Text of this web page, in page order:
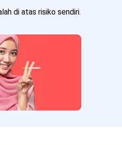
di atas risiko sendiri.